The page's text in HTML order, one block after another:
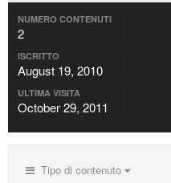
NUMERO CONTENUTI
2
ISCRITTO
August 19, 2010
ULTIMA VISITA
October 29, 2011
Tipo di contenuto